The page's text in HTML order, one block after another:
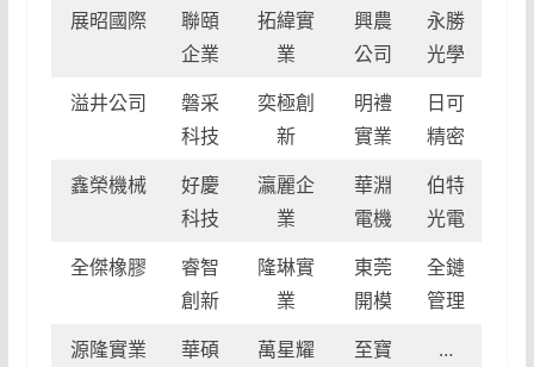
展昭國際
聯頤
企業
拓緯實
業
興農
公司
永勝
光學
溢井公司
磐采
科技
奕極創
新
明禮
實業
日可
精密
鑫榮機械
好慶
科技
瀛麗企
業
華淵
電機
伯特
光電
全傑橡膠
睿智
創新
隆琳實
業
東莞
開模
全鏈
管理
源隆實業
華碩
萬星耀
至寶
…